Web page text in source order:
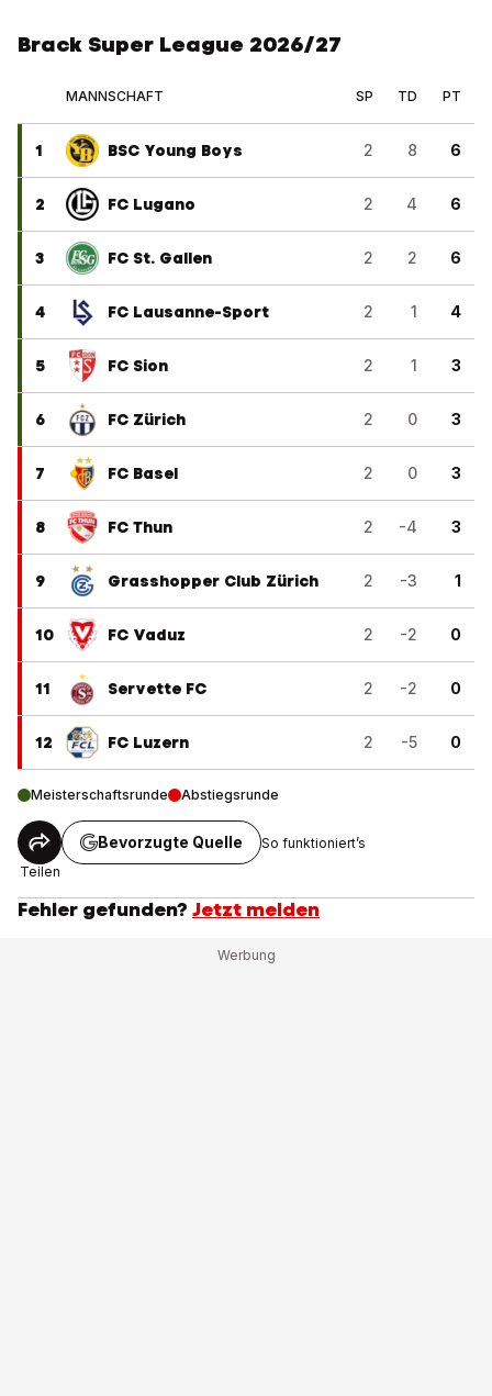
Brack Super League 2026/27
MANNSCHAFT SP TD PT
1 BSC Young Boys 2 8 6
2 FC Lugano 2 4 6
3 FC St. Gallen 2 2 6
4 FC Lausanne-Sport 2 1 4
5 FC Sion 2 1 3
6 FC Zürich 2 0 3
7 FC Basel 2 0 3
8 FC Thun 2 -4 3
9 Grasshopper Club Zürich 2 -3 1
10 FC Vaduz 2 -2 0
11 Servette FC 2 -2 0
12 FC Luzern 2 -5 0
Meisterschaftsrunde Abstiegsrunde
Teilen
Bevorzugte Quelle So funktioniert’s
Fehler gefunden? Jetzt melden